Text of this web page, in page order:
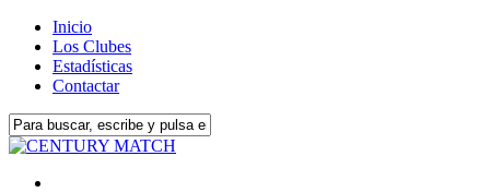
Inicio
Los Clubes
Estadísticas
Contactar